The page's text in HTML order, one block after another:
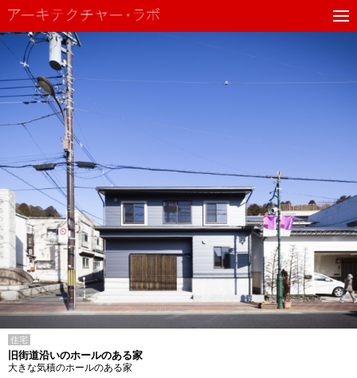
住宅
旧街道沿いのホールのある家
大きな気積のホールのある家